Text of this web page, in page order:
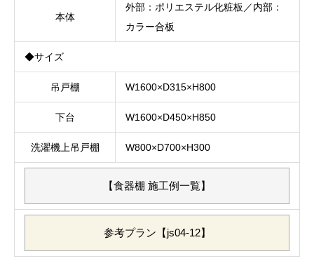
本体
外部：ポリエステル化粧板／内部：
カラー合板
◆サイズ
吊戸棚 W1600×D315×H800
下台 W1600×D450×H850
洗濯機上吊戸棚 W800×D700×H300
【食器棚 施工例一覧】
参考プラン【js04-12】